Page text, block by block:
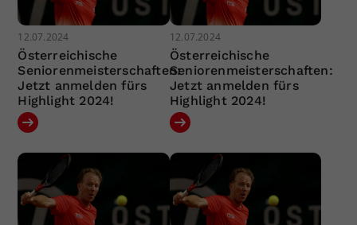
12.07.2024
Österreichische
Seniorenmeisterschaften:
Jetzt anmelden fürs
Highlight 2024!
12.07.2024
Österreichische
Seniorenmeisterschaften:
Jetzt anmelden fürs
Highlight 2024!